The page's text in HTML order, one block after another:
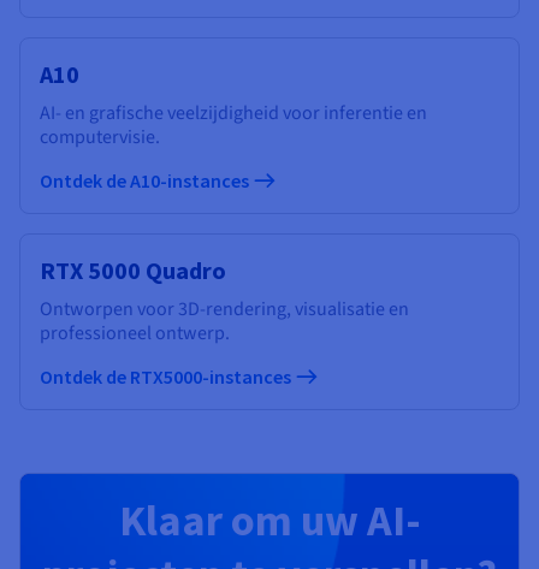
A10
AI- en grafische veelzijdigheid voor inferentie en
computervisie.
Ontdek de A10-instances
RTX 5000 Quadro
Ontworpen voor 3D-rendering, visualisatie en
professioneel ontwerp.
Ontdek de RTX5000-instances
Klaar om uw AI-